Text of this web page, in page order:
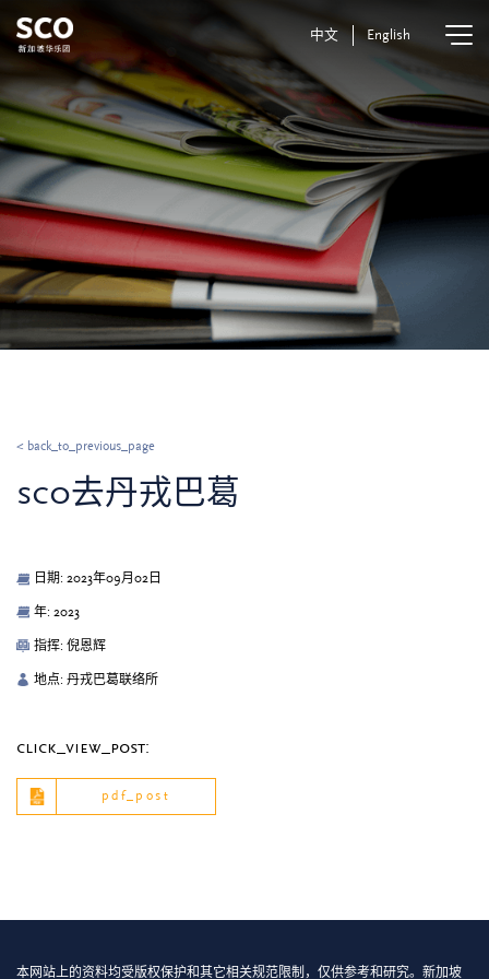
中文 English
< back_to_previous_page
sco去丹戎巴葛
日期: 2023年09月02日
年: 2023
指挥: 倪恩辉
地点: 丹戎巴葛联络所
click_view_post:
pdf_post
本网站上的资料均受版权保护和其它相关规范限制，仅供参考和研究。新加坡